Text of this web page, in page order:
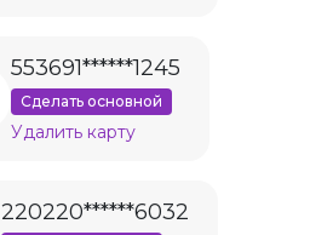
553691******1245
Сделать основной
Удалить карту
220220******6032